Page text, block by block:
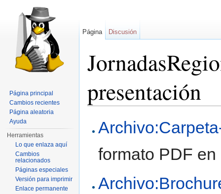
presentación
formato PDF
Página Discusión
Página principal
Cambios recientes
Página aleatoria
Ayuda
Herramientas
Lo que enlaza aquí
Cambios
relacionados
Páginas especiales
Versión para imprimir
Enlace permanente